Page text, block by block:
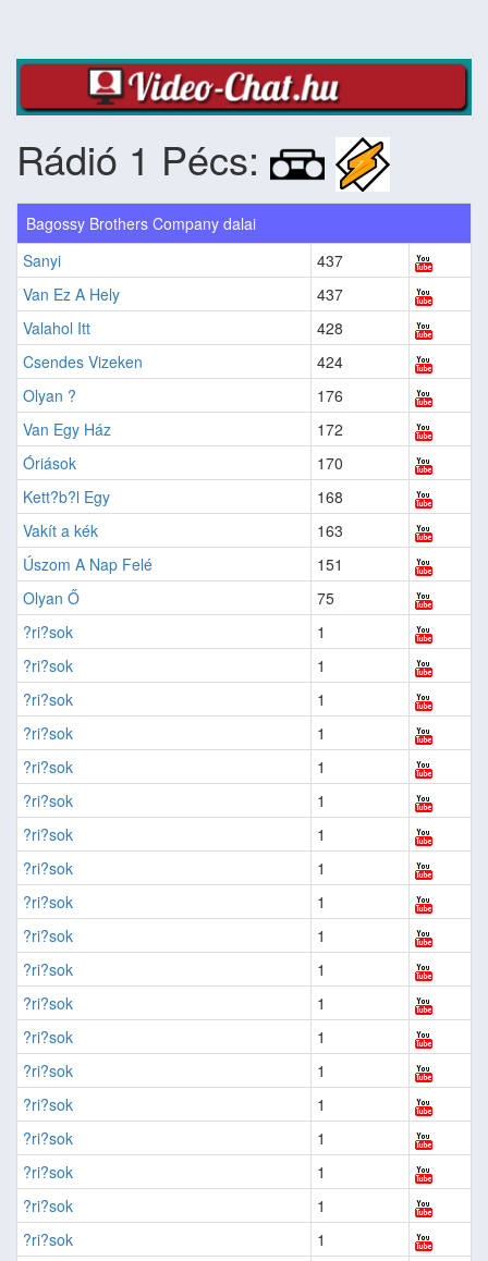
Rádió 1 Pécs:
Bagossy Brothers Company dalai
Sanyi
437
Van Ez A Hely
437
Valahol Itt
428
Csendes Vizeken
424
Olyan ?
176
Van Egy Ház
172
Óriások
170
Kett?b?l Egy
168
Vakít a kék
163
Úszom A Nap Felé
151
Olyan Ő
75
?ri?sok
1
?ri?sok
1
?ri?sok
1
?ri?sok
1
?ri?sok
1
?ri?sok
1
?ri?sok
1
?ri?sok
1
?ri?sok
1
?ri?sok
1
?ri?sok
1
?ri?sok
1
?ri?sok
1
?ri?sok
1
?ri?sok
1
?ri?sok
1
?ri?sok
1
?ri?sok
1
?ri?sok
1